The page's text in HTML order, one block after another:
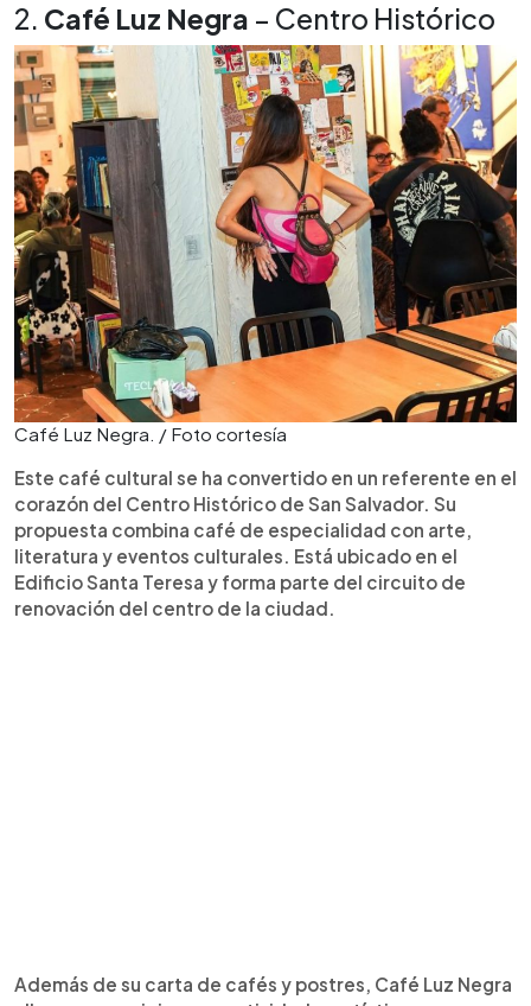
2. Café Luz Negra – Centro Histórico
Café Luz Negra. / Foto cortesía
Este café cultural se ha convertido en un referente en el
corazón del Centro Histórico de San Salvador. Su
propuesta combina café de especialidad con arte,
literatura y eventos culturales. Está ubicado en el
Edificio Santa Teresa y forma parte del circuito de
renovación del centro de la ciudad.
Además de su carta de cafés y postres, Café Luz Negra